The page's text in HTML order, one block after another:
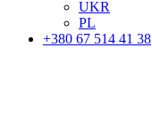
UKR
PL
+380 67 514 41 38